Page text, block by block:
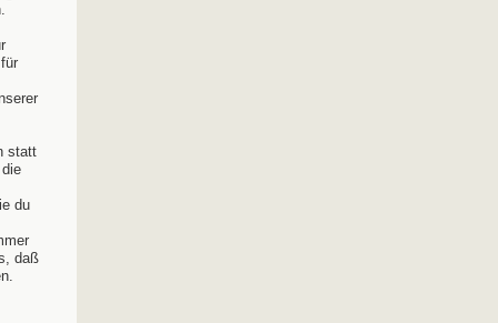
statt
du
daß